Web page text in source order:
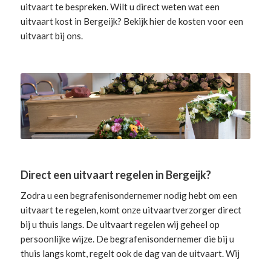
uitvaart te bespreken. Wilt u direct weten wat een
uitvaart kost in Bergeijk? Bekijk hier dekosten voor een
uitvaartbij ons.
Direct een uitvaart regelen in Bergeijk?
Zodra u een begrafenisondernemer nodig hebt om een
uitvaart te regelen, komt onze uitvaartverzorger direct
bij u thuis langs. De uitvaart regelen wij geheel op
persoonlijke wijze. De begrafenisondernemer die bij u
thuis langs komt, regelt ook de dag van de uitvaart. Wij